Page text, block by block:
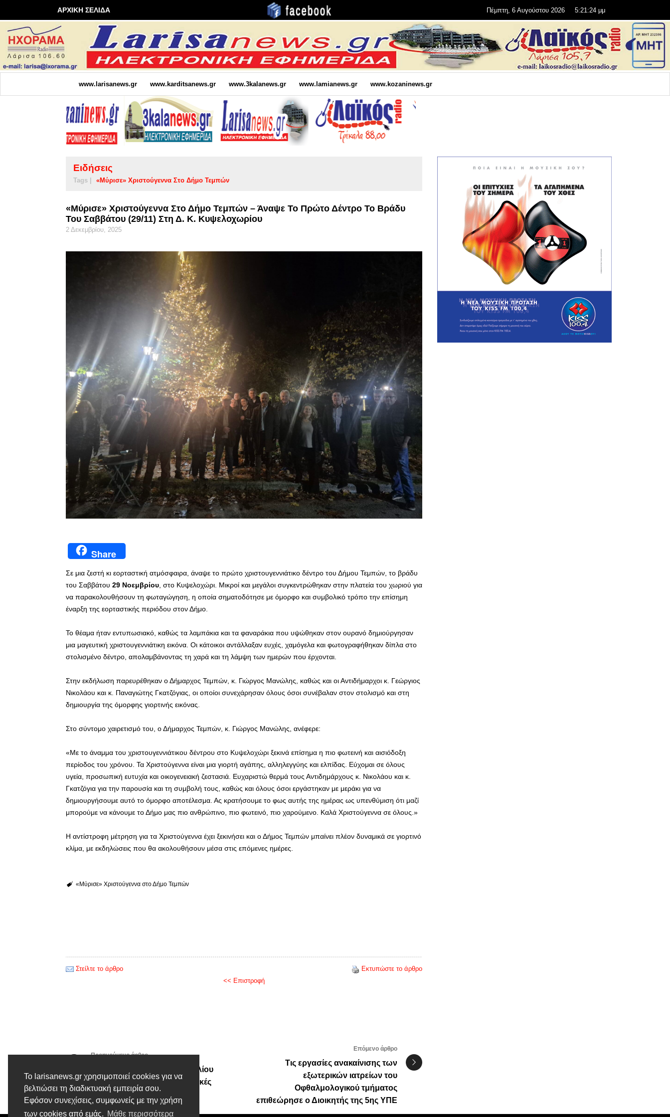
Το larisanews.gr χρησιμοποιεί cookies για να
βελτιώσει τη διαδικτυακή εμπειρία σου.
Εφόσον συνεχίσεις, συμφωνείς με την χρήση
των cookies από εμάς. Μάθε περισσότερα
ΑΡΧΙΚΗ ΣΕΛΙΔΑ Πέμπτη, 6 Αυγούστου 2026 5:21:25 μμ
www.larisanews.gr www.karditsanews.gr www.3kalanews.gr www.lamianews.gr www.kozaninews.gr
Ειδήσεις
Tags | «Μύρισε» Χριστούγεννα Στο Δήμο Τεμπών
«Μύρισε» Χριστούγεννα Στο Δήμο Τεμπών – Άναψε Το Πρώτο Δέντρο Το Βράδυ
Του Σαββάτου (29/11) Στη Δ. Κ. Κυψελοχωρίου
2 Δεκεμβρίου, 2025
Share
Σε μια ζεστή κι εορταστική ατμόσφαιρα, άναψε το πρώτο χριστουγεννιάτικο δέντρο του Δήμου Τεμπών, το βράδυ
του Σαββάτου 29 Νοεμβρίου, στο Κυψελοχώρι. Μικροί και μεγάλοι συγκεντρώθηκαν στην πλατεία του χωριού για
να παρακολουθήσουν τη φωταγώγηση, η οποία σηματοδότησε με όμορφο και συμβολικό τρόπο την επίσημη
έναρξη της εορταστικής περιόδου στον Δήμο.
Το θέαμα ήταν εντυπωσιακό, καθώς τα λαμπάκια και τα φαναράκια που υψώθηκαν στον ουρανό δημιούργησαν
μια μαγευτική χριστουγεννιάτικη εικόνα. Οι κάτοικοι αντάλλαξαν ευχές, χαμόγελα και φωτογραφήθηκαν δίπλα στο
στολισμένο δέντρο, απολαμβάνοντας τη χαρά και τη λάμψη των ημερών που έρχονται.
Στην εκδήλωση παρευρέθηκαν ο Δήμαρχος Τεμπών, κ. Γιώργος Μανώλης, καθώς και οι Αντιδήμαρχοι κ. Γεώργιος
Νικολάου και κ. Παναγιώτης Γκατζόγιας, οι οποίοι συνεχάρησαν όλους όσοι συνέβαλαν στον στολισμό και στη
δημιουργία της όμορφης γιορτινής εικόνας.
Στο σύντομο χαιρετισμό του, ο Δήμαρχος Τεμπών, κ. Γιώργος Μανώλης, ανέφερε:
«Με το άναμμα του χριστουγεννιάτικου δέντρου στο Κυψελοχώρι ξεκινά επίσημα η πιο φωτεινή και αισιόδοξη
περίοδος του χρόνου. Τα Χριστούγεννα είναι μια γιορτή αγάπης, αλληλεγγύης και ελπίδας. Εύχομαι σε όλους
υγεία, προσωπική ευτυχία και οικογενειακή ζεστασιά. Ευχαριστώ θερμά τους Αντιδημάρχους κ. Νικολάου και κ.
Γκατζόγια για την παρουσία και τη συμβολή τους, καθώς και όλους όσοι εργάστηκαν με μεράκι για να
δημιουργήσουμε αυτό το όμορφο αποτέλεσμα. Ας κρατήσουμε το φως αυτής της ημέρας ως υπενθύμιση ότι μαζί
μπορούμε να κάνουμε το Δήμο μας πιο ανθρώπινο, πιο φωτεινό, πιο χαρούμενο. Καλά Χριστούγεννα σε όλους.»
Η αντίστροφη μέτρηση για τα Χριστούγεννα έχει ξεκινήσει και ο Δήμος Τεμπών μπαίνει πλέον δυναμικά σε γιορτινό
κλίμα, με εκδηλώσεις που θα ακολουθήσουν μέσα στις επόμενες ημέρες.
«Μύρισε» Χριστούγεννα στο Δήμο Τεμπών
Στείλτε το άρθρο
Εκτυπώστε το άρθρο
<< Επιστροφή
Προηγούμενο άρθρο
Ψήφισμα Δημοτικού Συμβουλίου
Δήμου Κιλελέρ για τις Αγροτικές
Κινητοποιήσεις
Επόμενο άρθρο
Τις εργασίες ανακαίνισης των
εξωτερικών ιατρείων του
Οφθαλμολογικού τμήματος
επιθεώρησε ο Διοικητής της 5ης ΥΠΕ